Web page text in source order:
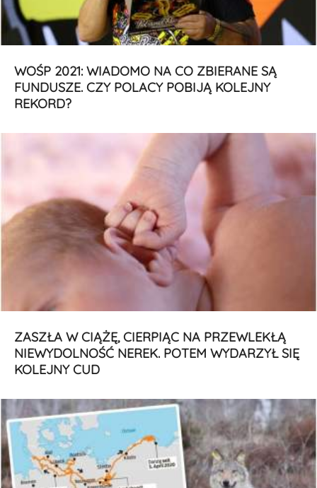
WOŚP 2021: WIADOMO NA CO ZBIERANE SĄ
FUNDUSZE. CZY POLACY POBIJĄ KOLEJNY
REKORD?
ZASZŁA W CIĄŻĘ, CIERPIĄC NA PRZEWLEKŁĄ
NIEWYDOLNOŚĆ NEREK. POTEM WYDARZYŁ SIĘ
KOLEJNY CUD